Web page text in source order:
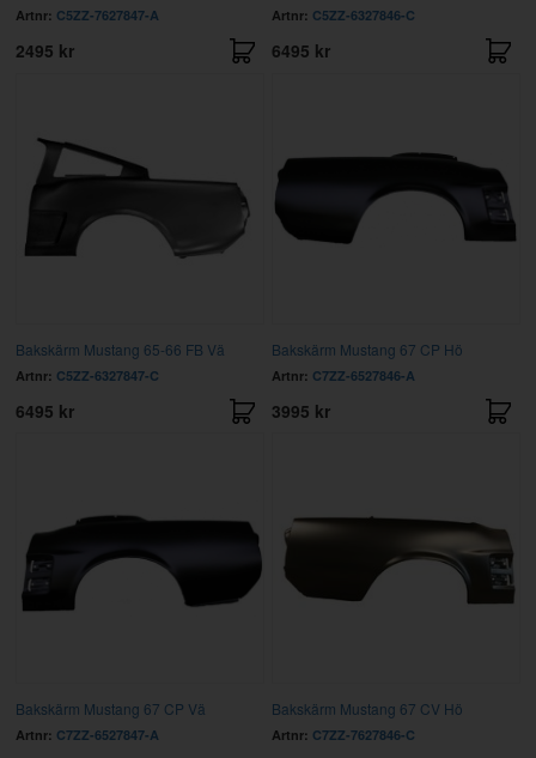
Artnr: C5ZZ-7627847-A
2495 kr
Artnr: C5ZZ-6327846-C
6495 kr
Bakskärm Mustang 65-66 FB Vä
Artnr: C5ZZ-6327847-C
6495 kr
Bakskärm Mustang 67 CP Hö
Artnr: C7ZZ-6527846-A
3995 kr
Bakskärm Mustang 67 CP Vä
Artnr: C7ZZ-6527847-A
Bakskärm Mustang 67 CV Hö
Artnr: C7ZZ-7627846-C